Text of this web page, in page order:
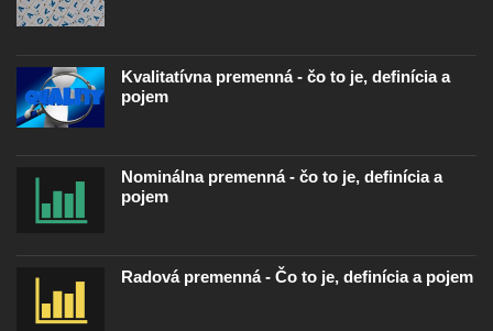
Kvalitatívna premenná - čo to je, definícia a
pojem
Nominálna premenná - čo to je, definícia a
pojem
Radová premenná - Čo to je, definícia a pojem